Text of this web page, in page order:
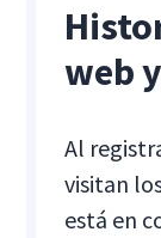
web
Al
visitan
está en